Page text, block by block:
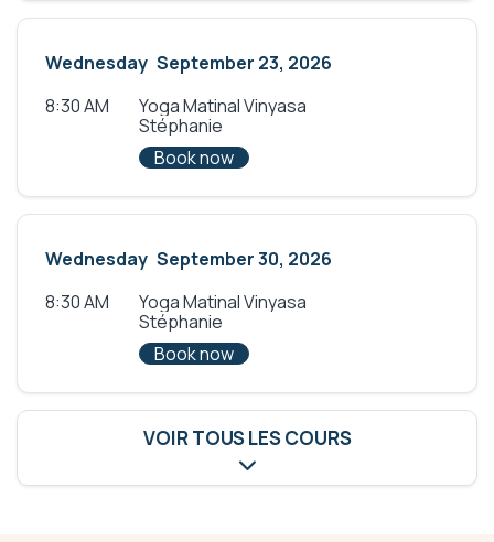
Wednesday September 23, 2026
8:30 AM
Yoga Matinal Vinyasa
Stéphanie
Book now
Wednesday September 30, 2026
8:30 AM
Yoga Matinal Vinyasa
Stéphanie
Book now
VOIR TOUS LES COURS